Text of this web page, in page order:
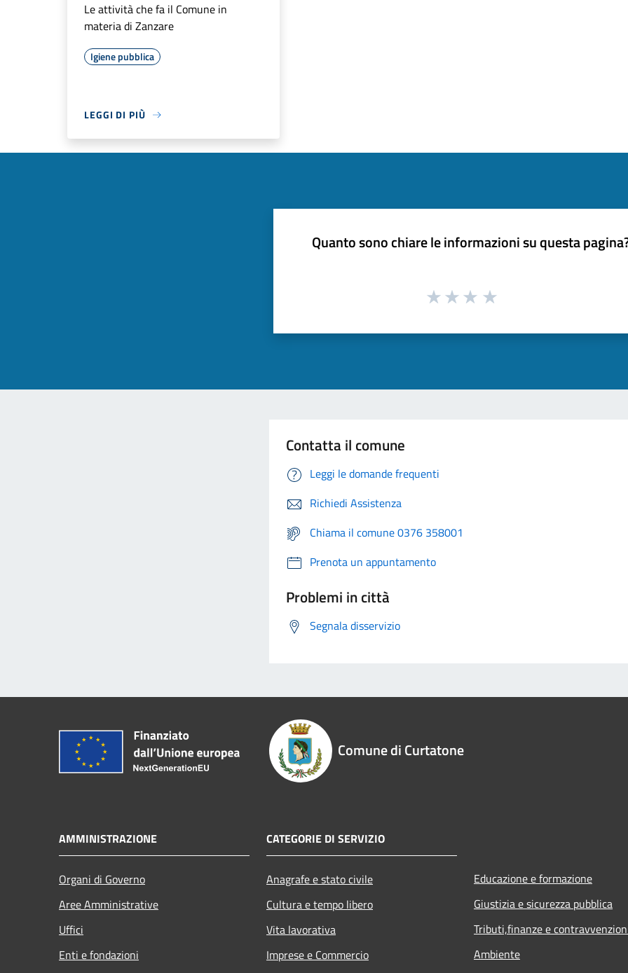
Le attività che fa il Comune in
materia di Zanzare
Igiene pubblica
LEGGI DI PIÙ
Quanto sono chiare le informazioni su questa
Contatta il comune
Leggi le domande frequenti
Richiedi Assistenza
Chiama il comune 0376 358001
Prenota un appuntamento
Problemi in città
Segnala disservizio
Comune di Curtatone
AMMINISTRAZIONE
Organi di Governo
Aree Amministrative
Uffici
Enti e fondazioni
CATEGORIE DI SERVIZIO
Anagrafe e stato civile
Cultura e tempo libero
Vita lavorativa
Imprese e Commercio
Educazione e formazione
Giustizia e sicurezza pubblica
Tributi,finanze e
Ambiente